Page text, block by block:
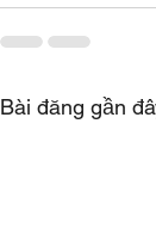
Bài đăng gần